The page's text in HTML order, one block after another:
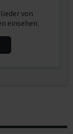
von
einsehen.